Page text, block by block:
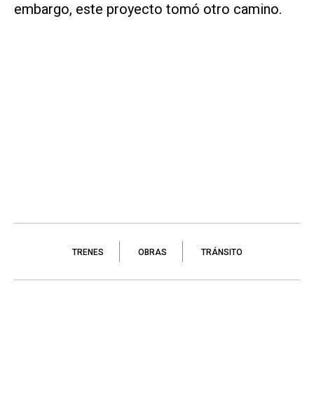
embargo, este proyecto tomó otro camino.
TRENES OBRAS TRÁNSITO